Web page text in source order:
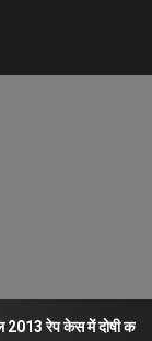
रेप केस में दोषी करार,